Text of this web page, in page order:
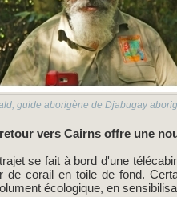
guide aborigène de Djabugay
vers Cairns offre une
se fait à bord d'une
de corail en toile de fond.
écologique, en